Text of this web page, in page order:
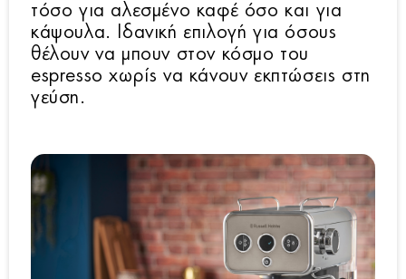
τόσο για αλεσμένο καφέ όσο και για
κάψουλα. Ιδανική επιλογή για όσους
θέλουν να μπουν στον κόσμο του
espresso χωρίς να κάνουν εκπτώσεις στη
γεύση.